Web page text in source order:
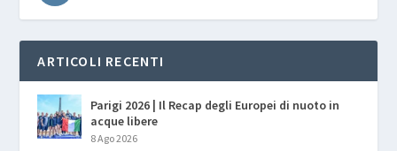
ARTICOLI RECENTI
Parigi 2026 | Il Recap degli Europei di nuoto in
acque libere
8 Ago 2026